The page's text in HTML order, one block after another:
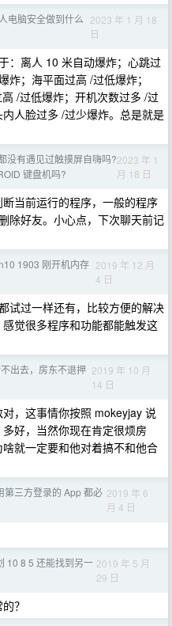
电脑安全做到什么 2023 年 1 月 18
日
：离人 10 米自动爆炸；心跳过
；海平面过高 /过低爆炸；
/过低爆炸；开机次数过多 /过
人脸过多 /过少爆炸。总是就是
没有遇见过触摸屏自嗨吗?
键盘机吗?
2023 年 1
月 18 日
当前运行的程序，一般的程序
除好友。小心点，下次聊天前记
1903 刚开机内存 2019 年 12 月
4 日
试过一样还有，比较方便的解决
觉很多程序和功能都能触发这
出去，房东不退押 2019 年 10 月
14 日
，这事情你按照 mokeyjay 说
好，当然你现在肯定很烦房
就一定要和他对着搞不和他合
第三方登录的 App 都必 2019 年 6
月 4 日
10 8 5 还能找到另一 2019 年 5 月
29 日
？